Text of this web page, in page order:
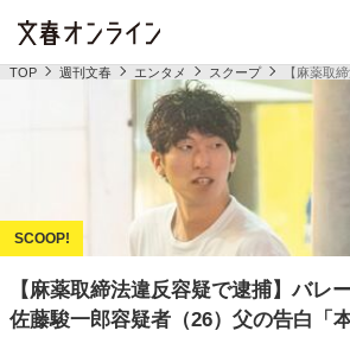
TOP 週刊文春 エンタメ スクープ 【麻薬取
【麻薬取締法違反容疑で逮捕】バレ
佐藤駿一郎容疑者（26）父の告白「